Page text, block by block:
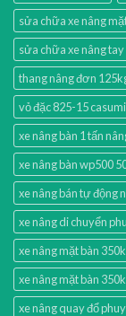
sửa chữa xe nâng
sửa chữa xe nâng tay
thang nâng đơn
vỏ đặc 825-15
xe nâng bàn 1 tấn
xe nâng bàn wp500
xe nâng bán tự động
xe nâng di chuyển
xe nâng mặt bàn
xe nâng mặt bàn
xe nâng quay đổ